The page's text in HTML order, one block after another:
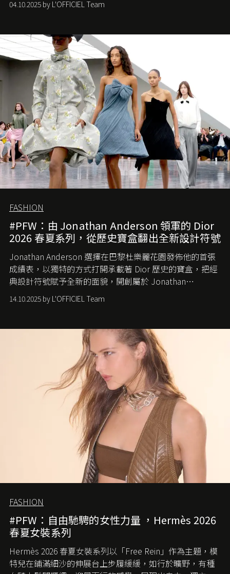
難已救回，開雲集團任命成功曾翻轉 Balenciaga 的愛將
團市值一日蒸發 30 億美元，大眾擔心走得太前的 Demna
會忽略品牌的美學基礎，最後變成三不像。而從剛剛推出
的首作所造成的話題及關注度，我們便知道 Demna 沒這麼
簡單，一個嶄新的 Gucci 時代已經展開！
04.10.2025 by L'OFFICIEL Team
FASHION
#PFW：由 Jonathan Anderson 領軍的 Dior
2026 春夏系列，從歷史寶盒翻出全新設計符號
Jonathan Anderson 選擇在巴黎杜樂麗花園發佈他的首張
成績表，以獨特的方式打開承載著 Dior 歷史的寶盒，把經
典設計符號賦予全新的面貌，開創屬於 Jonathan
Anderson 的 Dior 時代。
14.10.2025 by L'OFFICIEL Team
FASHION
#PFW：自由馳騁的女性力量 ，Hermès 2026
春夏女裝系列
Hermès 2026 春夏女裝系列以「Free Rein」作為主題，模
特兒在鋪滿細沙的伸展台上步履緩緩，如行於曠野，有種